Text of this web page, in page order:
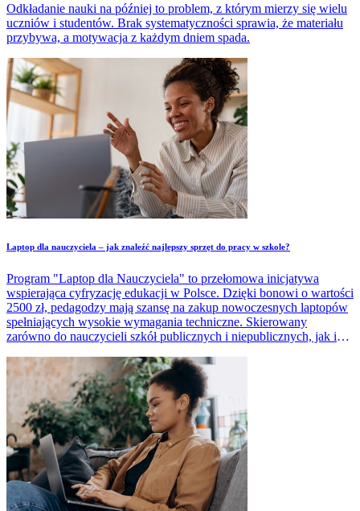
Odkładanie nauki na później to problem, z którym mierzy się wielu
uczniów i studentów. Brak systematyczności sprawia, że materiału
przybywa, a motywacja z każdym dniem spada.
Laptop dla nauczyciela – jak znaleźć najlepszy sprzęt do pracy w szkole?
Program "Laptop dla Nauczyciela" to przełomowa inicjatywa
wspierająca cyfryzację edukacji w Polsce. Dzięki bonowi o wartości
2500 zł, pedagodzy mają szansę na zakup nowoczesnych laptopów
spełniających wysokie wymagania techniczne. Skierowany
zarówno do nauczycieli szkół publicznych i niepublicznych, jak i
dydaktycznej, ułatwiając dostęp do zaawansowanych technologii.
Poznaj szczegóły tego wsparcia i kto może z niego skorzystać!